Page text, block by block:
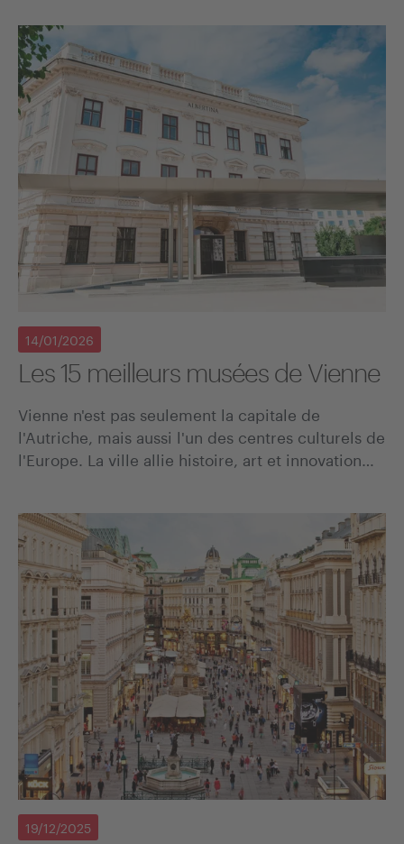
Les 15 meilleurs musées de Vienne
14/01/2026
Vienne n'est pas seulement la capitale de
l'Autriche, mais aussi l'un des centres culturels de
l'Europe. La ville allie histoire, art et innovation…
19/12/2025